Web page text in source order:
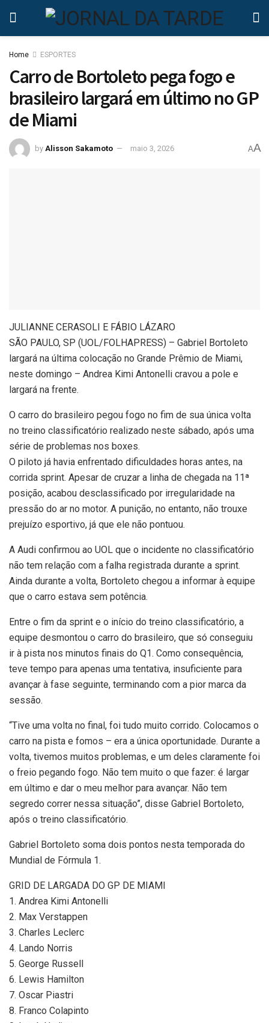
Home ESPORTES
Carro de Bortoleto pega fogo e
brasileiro largará em último no GP
de Miami
by Alisson Sakamoto maio 3, 2026 AA
JULIANNE CERASOLI E FÁBIO LÁZARO
SÃO PAULO, SP (UOL/FOLHAPRESS) – Gabriel Bortoleto
largará na última colocação no Grande Prêmio de Miami,
neste domingo – Andrea Kimi Antonelli cravou a pole e
largará na frente.
O carro do brasileiro pegou fogo no fim de sua única volta
no treino classificatório realizado neste sábado, após uma
série de problemas nos boxes.
O piloto já havia enfrentado dificuldades horas antes, na
corrida sprint. Apesar de cruzar a linha de chegada na 11ª
posição, acabou desclassificado por irregularidade na
pressão do ar no motor. A punição, no entanto, não trouxe
prejuízo esportivo, já que ele não pontuou.
A Audi confirmou ao UOL que o incidente no classificatório
não tem relação com a falha registrada durante a sprint.
Ainda durante a volta, Bortoleto chegou a informar à equipe
que o carro estava sem potência.
Entre o fim da sprint e o início do treino classificatório, a
equipe desmontou o carro do brasileiro, que só conseguiu
ir à pista nos minutos finais do Q1. Como consequência,
teve tempo para apenas uma tentativa, insuficiente para
avançar à fase seguinte, terminando com a pior marca da
sessão.
“Tive uma volta no final, foi tudo muito corrido. Colocamos o
carro na pista e fomos – era a única oportunidade. Durante a
volta, tivemos muitos problemas, e um deles claramente foi
o freio pegando fogo. Não tem muito o que fazer: é largar
em último e dar o meu melhor para avançar. Não tem
segredo correr nessa situação”, disse Gabriel Bortoleto,
após o treino classificatório.
Gabriel Bortoleto soma dois pontos nesta temporada do
Mundial de Fórmula 1.
GRID DE LARGADA DO GP DE MIAMI
1. Andrea Kimi Antonelli
2. Max Verstappen
3. Charles Leclerc
4. Lando Norris
5. George Russell
6. Lewis Hamilton
7. Oscar Piastri
8. Franco Colapinto